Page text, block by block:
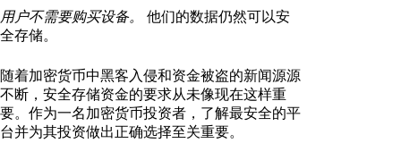
用户不需要购买设备。 他们的数据仍然可以安
全存储。
随着加密货币中黑客入侵和资金被盗的新闻源源
不断，安全存储资金的要求从未像现在这样重
要。作为一名加密货币投资者，了解最安全的平
台并为其投资做出正确选择至关重要。